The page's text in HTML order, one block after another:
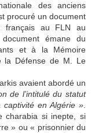
des anciens
procuré un document
français au FLN au
émane du
et à la Mémoire
la Défense de M. Le
avaient abordé un
de l’intitulé du statut
en Algérie »
charabia si inepte, si
» ou « prisonnier du